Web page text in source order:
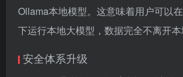
Ollama本地模型。这意味着用户可以
下运行本地大模型，数据完全不离开本
安全体系升级